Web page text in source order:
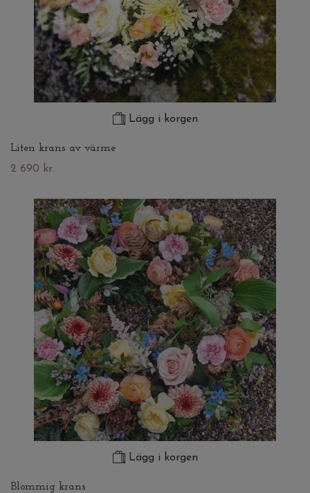
Lägg i korgen
Liten krans av värme
2 690 kr
Lägg i korgen
Blommig krans